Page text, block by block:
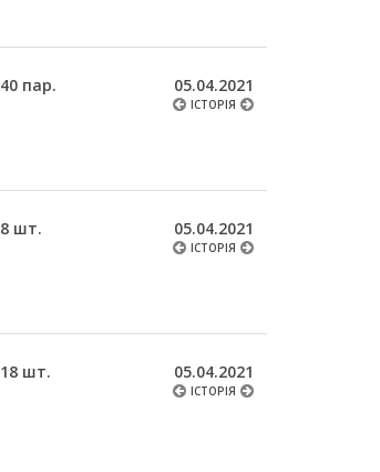
40 пар. 05.04.2021
ІСТОРІЯ
8 шт. 05.04.2021
ІСТОРІЯ
18 шт. 05.04.2021
ІСТОРІЯ